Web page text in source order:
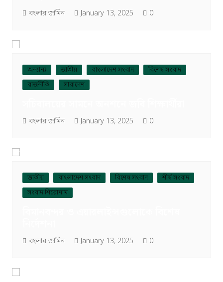
বংলার জামিন January 13, 2025 0
অন্যান্য জাতীয় বাংলাদেশ সংবাদ
বিশেষ সংবাদ
রাজনীতি
সারাদেশ
বংলার জামিন January 13, 2025 0
জাতীয় বাংলাদেশ সংবাদ বিশেষ সংবাদ
শীর্ষ সংবাদ
সংবাদ শিরোনাম
বংলার জামিন January 13, 2025 0